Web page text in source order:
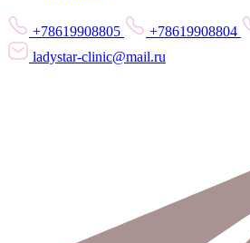
+78619908805 +78619908804
ladystar-clinic@mail.ru